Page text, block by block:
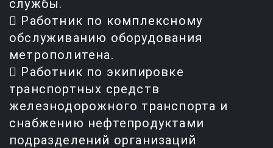
службы.
 Работник по комплексному
обслуживанию оборудования
метрополитена.
 Работник по экипировке
транспортных средств
железнодорожного транспорта и
снабжению нефтепродуктами
подразделений организаций